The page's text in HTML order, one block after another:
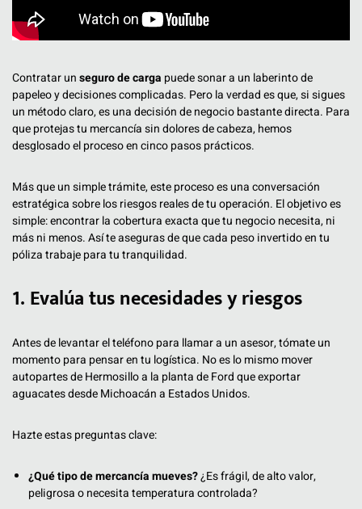
Contratar unseguro de carga puede sonar a un laberinto de
papeleo y decisiones complicadas. Pero la verdad es que, si sigues
un método claro, es una decisión de negocio bastante directa. Para
que protejas tu mercancía sin dolores de cabeza, hemos
desglosado el proceso en cinco pasos prácticos.
Más que un simple trámite, este proceso es una conversación
estratégica sobre los riesgos reales de tu operación. El objetivo es
simple: encontrar la cobertura exacta que tu negocio necesita, ni
más ni menos. Así te aseguras de que cada peso invertido en tu
póliza trabaje para tu tranquilidad.
1. Evalúa tus necesidades y riesgos
Antes de levantar el teléfono para llamar a un asesor, tómate un
momento para pensar en tu logística. No es lo mismo mover
autopartes de Hermosillo a la planta de Ford que exportar
aguacates desde Michoacán a Estados Unidos.
Hazte estas preguntas clave:
¿Qué tipo de mercancía mueves?¿Es frágil, de alto valor,
peligrosa o necesita temperatura controlada?